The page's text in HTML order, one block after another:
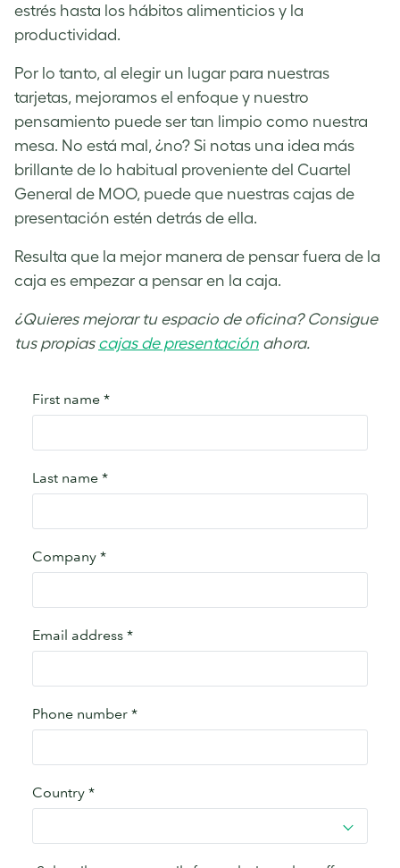
estrés hasta los hábitos alimenticios y la
productividad.
Por lo tanto, al elegir un lugar para nuestras
tarjetas, mejoramos el enfoque y nuestro
pensamiento puede ser tan limpio como nuestra
mesa. No está mal, ¿no? Si notas una idea más
brillante de lo habitual proveniente del Cuartel
General de MOO, puede que nuestras cajas de
presentación estén detrás de ella.
Resulta que la mejor manera de pensar fuera de la
caja es empezar a pensar en la caja.
¿Quieres mejorar tu espacio de oficina? Consigue
tus propias cajas de presentación ahora.